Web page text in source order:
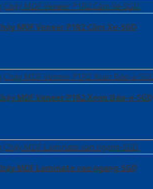
MDF Veneer P1R2 Căm Xe-SGD
MDF Veneer P1R2 Xoan Đào-a-SGD
MDF Laminate van ngang-SGD